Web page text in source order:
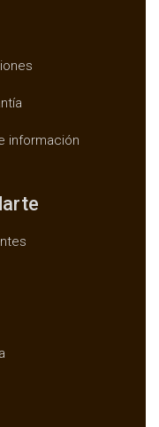
información